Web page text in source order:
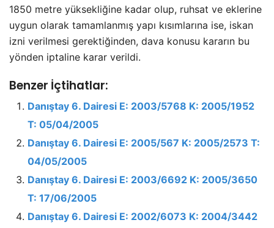
1850 metre yüksekliğine kadar olup, ruhsat ve eklerine
uygun olarak tamamlanmış yapı kısımlarına ise, iskan
izni verilmesi gerektiğinden, dava konusu kararın bu
yönden iptaline karar verildi.
Benzer İçtihatlar:
Danıştay 6. Dairesi E: 2003/5768 K: 2005/1952
T: 05/04/2005
Danıştay 6. Dairesi E: 2005/567 K: 2005/2573 T:
04/05/2005
Danıştay 6. Dairesi E: 2003/6692 K: 2005/3650
T: 17/06/2005
Danıştay 6. Dairesi E: 2002/6073 K: 2004/3442